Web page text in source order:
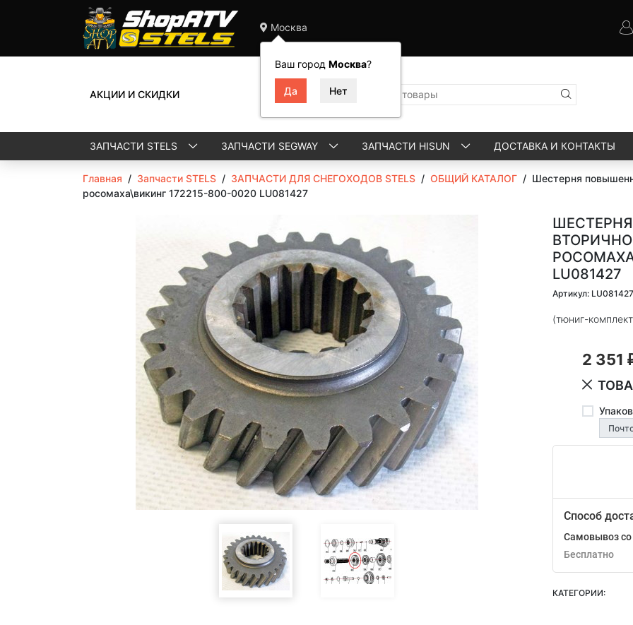
Москва
Ваш город Москва?
АКЦИИ И СКИДКИ
ЗАПЧАСТИ STELS ЗАПЧАСТИ SEGWAY ЗАПЧАСТИ HISUN ДОСТАВКА И КОНТАКТЫ
Главная / Запчасти STELS / ЗАПЧАСТИ ДЛЯ СНЕГОХОДОВ STELS / ОБЩИЙ КАТАЛОГ / Шестерня
росомаха\викинг 172215-800-0020 LU081427
LU081427
Артикул: LU081427
(тюниг-
2 351
Способ
Самовывоз со
Бесплатно
КАТЕГОРИИ: